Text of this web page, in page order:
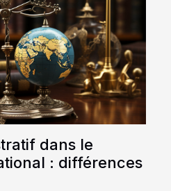
dans le
: différences